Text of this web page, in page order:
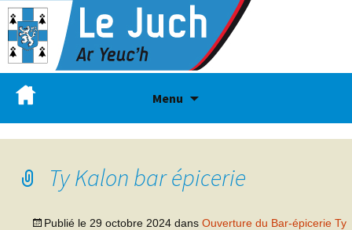
Menu
Ty Kalon bar épicerie
Publié le 29 octobre 2024 dans Ouverture du Bar-épicerie Ty